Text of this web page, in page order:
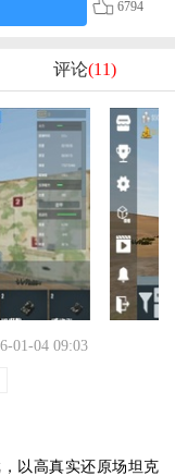
6794
评论(11)
01-04 09:03
以高真实还原场坦克